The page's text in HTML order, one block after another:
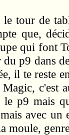
tour de
que,
qui font
p9 dans
il te reste
c'est
p9 mais
avec
moule,